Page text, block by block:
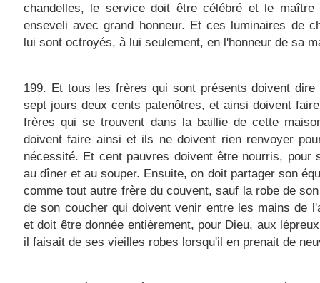
chandelles, le service doit être célébré et le maître
enseveli avec grand honneur. Et ces luminaires de
lui sont octroyés, à lui seulement, en l'honneur de sa
199. Et tous les frères qui sont présents doivent dire
sept jours deux cents patenôtres, et ainsi doivent
frères qui se trouvent dans la baillie de cette
doivent faire ainsi et ils ne doivent rien renvoyer
nécessité. Et cent pauvres doivent être nourris, pour
au dîner et au souper. Ensuite, on doit partager son
comme tout autre frère du couvent, sauf la robe de
de son coucher qui doivent venir entre les mains de
et doit être donnée entièrement, pour Dieu, aux
il faisait de ses vieilles robes lorsqu'il en prenait de